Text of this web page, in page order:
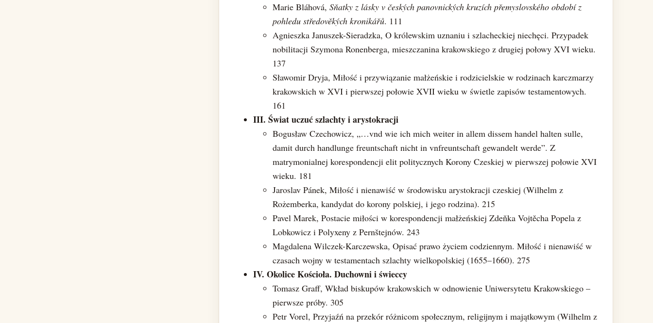
Marie Bláhová, Sňatky z lásky v českých panovnických kruzích přemyslovského období z
pohledu středověkých kronikářů. 111
Agnieszka Januszek-Sieradzka, O królewskim uznaniu i szlacheckiej niechęci. Przypadek
nobilitacji Szymona Ronenberga, mieszczanina krakowskiego z drugiej połowy XVI wieku.
137
Sławomir Dryja, Miłość i przywiązanie małżeńskie i rodzicielskie w rodzinach karczmarzy
krakowskich w XVI i pierwszej połowie XVII wieku w świetle zapisów testamentowych.
161
III. Świat uczuć szlachty i arystokracji
Bogusław Czechowicz, „…vnd wie ich mich weiter in allem dissem handel halten sulle,
damit durch handlunge freuntschaft nicht in vnfreuntschaft gewandelt werde”. Z
matrymonialnej korespondencji elit politycznych Korony Czeskiej w pierwszej połowie XVI
wieku. 181
Jaroslav Pánek, Miłość i nienawiść w środowisku arystokracji czeskiej (Wilhelm z
Rożemberka, kandydat do korony polskiej, i jego rodzina). 215
Pavel Marek, Postacie miłości w korespondencji małżeńskiej Zdeňka Vojtěcha Popela z
Lobkowicz i Polyxeny z Pernštejnów. 243
Magdalena Wilczek-Karczewska, Opisać prawo życiem codziennym. Miłość i nienawiść w
czasach wojny w testamentach szlachty wielkopolskiej (1655–1660). 275
IV. Okolice Kościoła. Duchowni i świeccy
Tomasz Graff, Wkład biskupów krakowskich w odnowienie Uniwersytetu Krakowskiego –
pierwsze próby. 305
Petr Vorel, Przyjaźń na przekór różnicom społecznym, religijnym i majątkowym (Wilhelm z